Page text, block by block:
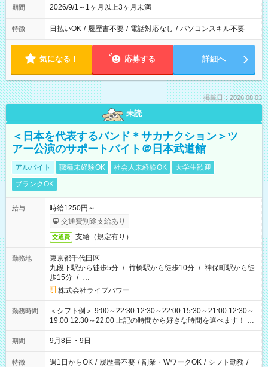
期間 2026/9/1～1ヶ月以上3ヶ月未満
特徴 日払いOK / 履歴書不要 / 電話対応なし / パソコンスキル不要
気になる！ 応募する 詳細へ
掲載日：2026.08.03
未読
＜日本を代表するバンド＊サカナクション＞ツ
アー公演のサポートバイト＠日本武道館
アルバイト 職種未経験OK 社会人未経験OK
大学生歓迎
ブランクOK
給与
時給1250円～
交通費別途支給あり
交通費 支給（規定有り）
勤務地
東京都千代田区
九段下駅から徒歩5分 / 竹橋駅から徒歩10分 / 神保町駅から徒
歩15分 / …
株式会社ライブパワー
勤務時間
＜シフト例＞ 9:00～22:30 12:30～22:00 15:30～21:00 12:30～
19:00 12:30～22:00 上記の時間から好きな時間を選べます！ ※
時間は変更となる可能性があります
期間 9月8日・9日
特徴 週1日からOK / 履歴書不要 / 副業・WワークOK / シフト勤務 /